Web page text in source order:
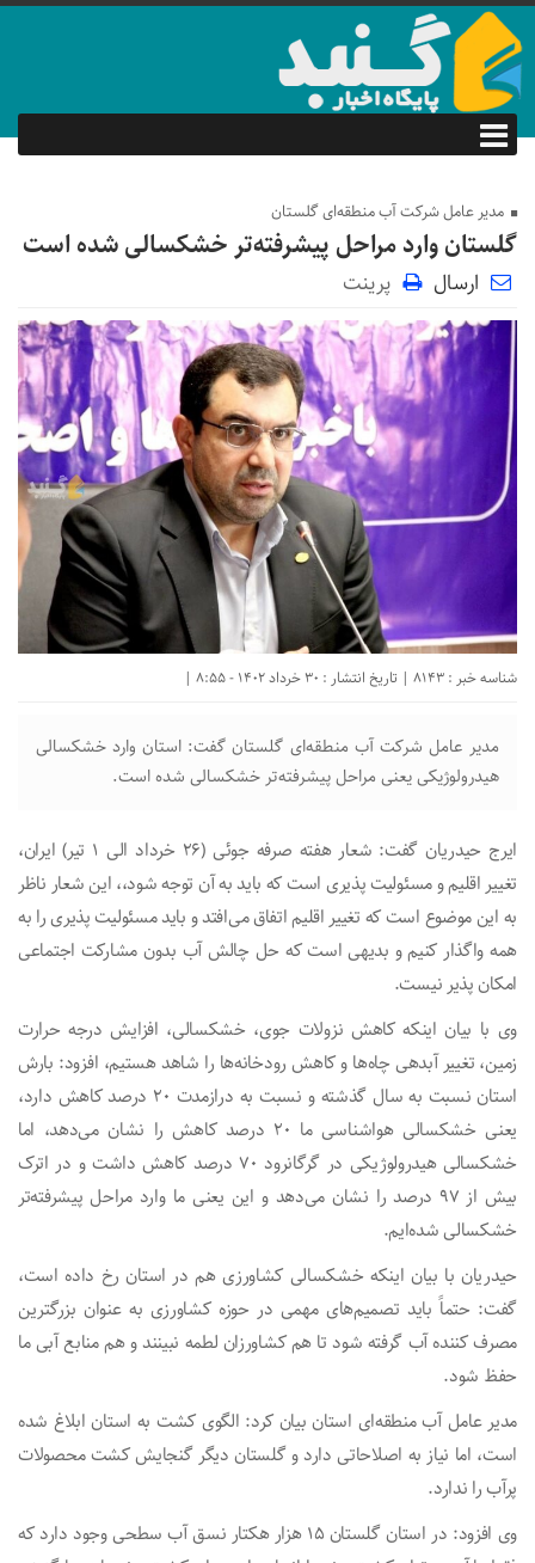
مدیر عامل شرکت آب منطقه‌ای گلستان
گلستان وارد مراحل پیشرفته‌تر خشکسالی شده است
ارسال پرینت
شناسه خبر : 8143 | تاریخ انتشار : 30 خرداد 1402 - 8:55 |
مدیر عامل شرکت آب منطقه‌ای گلستان گفت: استان وارد خشکسالی
هیدرولوژیکی یعنی مراحل پیشرفته‌تر خشکسالی شده است.
ایرج حیدریان گفت: شعار هفته صرفه جوئی (۲۶ خرداد الی ۱ تیر) ایران،
تغییر اقلیم و مسئولیت پذیری است که باید به آن توجه شود،، این شعار ناظر
به این موضوع است که تغییر اقلیم اتفاق می‌افتد و باید مسئولیت پذیری را به
همه واگذار کنیم و بدیهی است که حل چالش آب بدون مشارکت اجتماعی
امکان پذیر نیست.
وی با بیان اینکه کاهش نزولات جوی، خشکسالی، افزایش درجه حرارت
زمین، تغییر آبدهی چاه‌ها و کاهش رودخانه‌ها را شاهد هستیم، افزود: بارش
استان نسبت به سال گذشته و نسبت به درازمدت ۲۰ درصد کاهش دارد،
یعنی خشکسالی هواشناسی ما ۲۰ درصد کاهش را نشان می‌دهد، اما
خشکسالی هیدرولوژیکی در گرگانرود ۷۰ درصد کاهش داشت و در اترک
بیش از ۹۷ درصد را نشان می‌دهد و این یعنی ما وارد مراحل پیشرفته‌تر
خشکسالی شده‌ایم.
حیدریان با بیان اینکه خشکسالی کشاورزی هم در استان رخ داده است،
گفت: حتماً باید تصمیم‌های مهمی در حوزه کشاورزی به عنوان بزرگترین
مصرف کننده آب گرفته شود تا هم کشاورزان لطمه نبینند و هم منابع آبی ما
حفظ شود.
مدیر عامل آب منطقه‌ای استان بیان کرد: الگوی کشت به استان ابلاغ شده
است، اما نیاز به اصلاحاتی دارد و گلستان دیگر گنجایش کشت محصولات
پرآب را ندارد.
وی افزود: در استان گلستان ۱۵ هزار هکتار نسق آب سطحی وجود دارد که